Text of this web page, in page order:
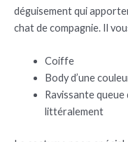
déguisement qui
chat de compagnie. Il
Coiffe
Body d’une
Ravissante queue
littéralement